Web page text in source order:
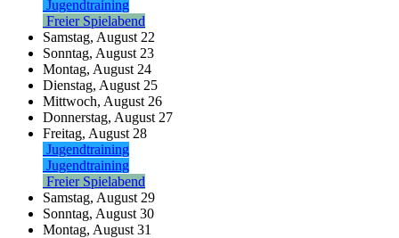
Jugendtraining
Freier Spielabend
Samstag, August 22
Sonntag, August 23
Montag, August 24
Dienstag, August 25
Mittwoch, August 26
Donnerstag, August 27
Freitag, August 28
Jugendtraining
Jugendtraining
Freier Spielabend
Samstag, August 29
Sonntag, August 30
Montag, August 31